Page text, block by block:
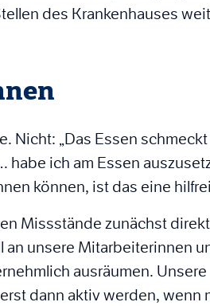
des Krankenhauses
Nicht: „Das Essen
ich am Essen
können, ist das eine
Missstände zunächst
unsere Mitarbeiterinnen
ausräumen. Unsere
dann aktiv werden, wenn